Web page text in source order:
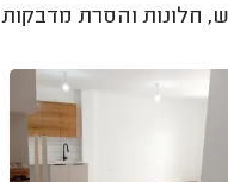
חלונות והסרת מדבקות